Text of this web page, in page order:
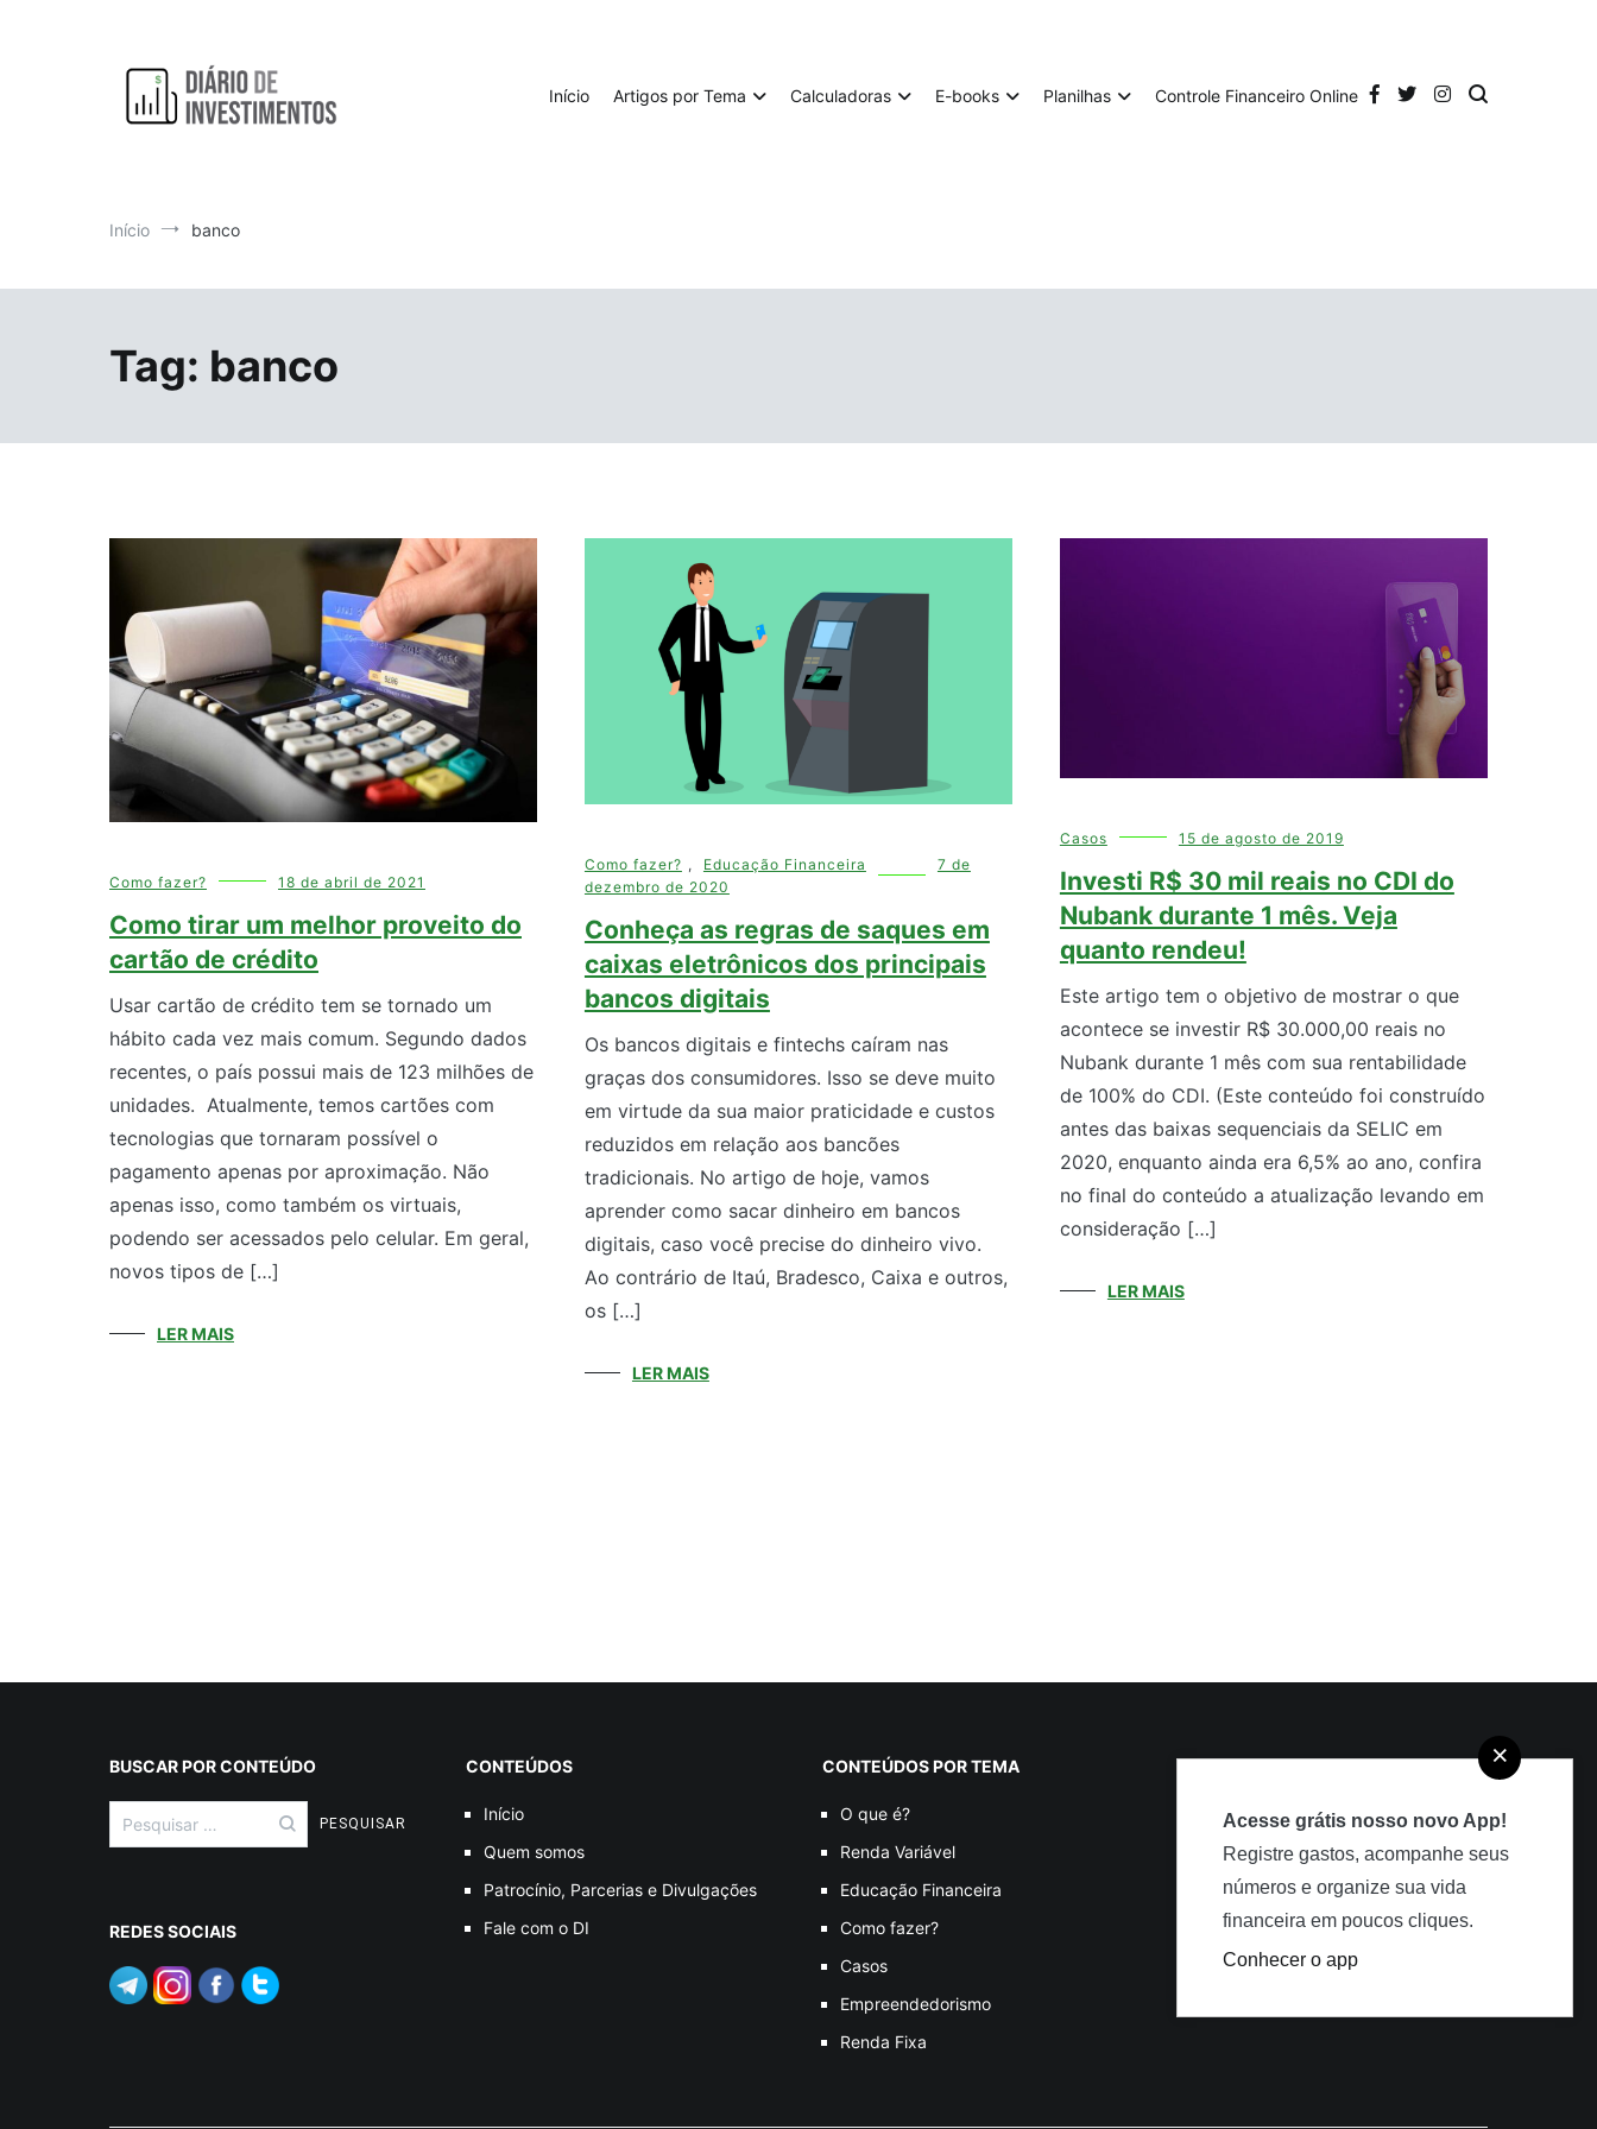
Início Artigos por Tema Calculadoras E-books Planilhas Controle Financeiro Online
Início banco
Tag: banco
Como fazer? 18 de abril de 2021
Como tirar um melhor proveito do
cartão de crédito
Usar cartão de crédito tem se tornado um
hábito cada vez mais comum. Segundo dados
recentes, o país possui mais de 123 milhões de
unidades. Atualmente, temos cartões com
tecnologias que tornaram possível o
pagamento apenas por aproximação. Não
apenas isso, como também os virtuais,
podendo ser acessados pelo celular. Em geral,
novos tipos de […]
LER MAIS
Como fazer? , Educação Financeira
7 de
dezembro de 2020
Conheça as regras de saques em
caixas eletrônicos dos principais
bancos digitais
Os bancos digitais e fintechs caíram nas
graças dos consumidores. Isso se deve muito
em virtude da sua maior praticidade e custos
reduzidos em relação aos bancões
tradicionais. No artigo de hoje, vamos
aprender como sacar dinheiro em bancos
digitais, caso você precise do dinheiro vivo.
Ao contrário de Itaú, Bradesco, Caixa e outros,
os […]
LER MAIS
Casos 15 de agosto de 2019
Investi R$ 30 mil reais no CDI do
Nubank durante 1 mês. Veja
quanto rendeu!
Este artigo tem o objetivo de mostrar o que
acontece se investir R$ 30.000,00 reais no
Nubank durante 1 mês com sua rentabilidade
de 100% do CDI. (Este conteúdo foi construído
antes das baixas sequenciais da SELIC em
2020, enquanto ainda era 6,5% ao ano, confira
no final do conteúdo a atualização levando em
consideração […]
LER MAIS
BUSCAR POR CONTEÚDO
por:
REDES SOCIAIS
CONTEÚDOS
Início
Quem somos
Patrocínio, Parcerias e Divulgações
Fale com o DI
CONTEÚDOS POR TEMA
O que é?
Renda Variável
Educação Financeira
Como fazer?
Casos
Empreendedorismo
Renda Fixa
TERMOS DE USO
Termos de Uso
Política de Privacidade
Políticas de Cookies
Disclaimer
×
Acesse grátis nosso novo App!
Registre gastos, acompanhe seus
números e organize sua vida
financeira em poucos cliques.
Conhecer o app